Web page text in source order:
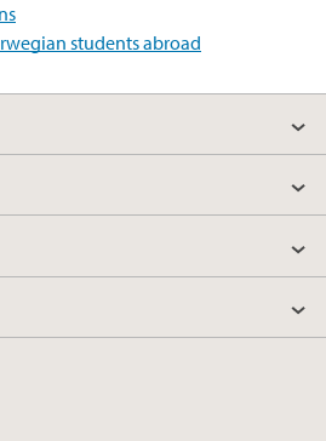
students abroad